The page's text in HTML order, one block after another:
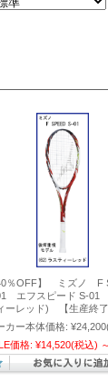
％OFF】 ミズノ F
エフスピード S-01
ーレッド) 【生産終了
カー本体価格: ¥24,200
価格: ¥14,520(税込) ～